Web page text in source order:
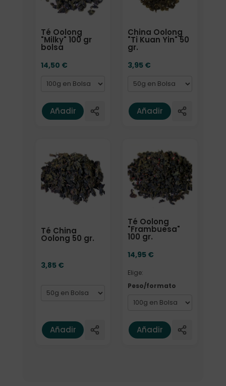
Té Oolong
"Milky" 100 gr
bolsa
14,50 €
Añadir
China Oolong
"Ti Kuan Yin" 50
gr.
3,95 €
Añadir
Té China
Oolong 50 gr.
3,85 €
Añadir
Té Oolong
"Frambuesa"
100 gr.
14,95 €
Elige:
Peso/formato
Elige: Peso/formato
Añadir